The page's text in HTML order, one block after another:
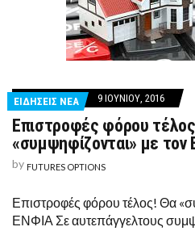
ΕΙΔΗΣΕΙΣ ΝΕΑ 9 ΙΟΥΝΊΟΥ, 2016
Επιστροφές φόρου
«συμψηφίζονται» με τον
by FUTURES OPTIONS
Επιστροφές φόρου τέλος! Θα
ΕΝΦΙΑ Σε αυτεπάγγελτους